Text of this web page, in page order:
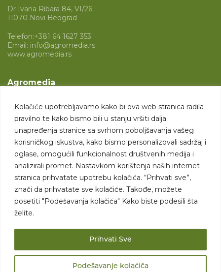
Kolačiće upotrebljavamo kako bi ova web stranica radila
pravilno te kako bismo bili u stanju vršiti dalja
unapređenja stranice sa svrhom poboljšavanja vašeg
korisničkog iskustva, kako bismo personalizovali sadržaj i
oglase, omogućili funkcionalnost društvenih medija i
analizirali promet. Nastavkom korištenja naših internet
stranica prihvatate upotrebu kolačića. “Prihvati sve”,
znači da prihvatate sve kolačiće. Takođe, možete
posetiti "Podešavanja kolačića" Kako biste podesili šta
želite.
Podešavanje kolaćiča
Prihvati Sve
Dr Ivana Ribara 84, VI/26
11070 Novi Beograd
Telefon:+381 64 1627 353
Email: info@agromedia.rs
www.agromedia.rs
Agromedia
Svet poljoprivrede
Marketing usluge
Tražimo saradnike
Kontakt
Sva prava zadržana. 2007 - 2026. © Agromedia d.o.o.